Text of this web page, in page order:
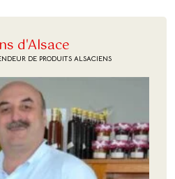
d'Alsace
DE PRODUITS ALSACIENS